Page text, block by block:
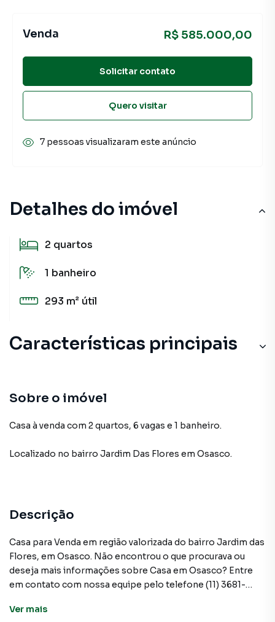
Detalhes do imóvel
2 quartos
1 banheiro
293 m² útil
Características principais
Sobre o imóvel
Casa à venda com 2 quartos, 6 vagas e 1 banheiro.
Localizado no bairro Jardim Das Flores em Osasco.
Descrição
Casa para Venda em região valorizada do bairro Jardim das
Flores, em Osasco. Não encontrou o que procurava ou
deseja mais informações sobre Casa em Osasco? Entre
em contato com nossa equipe pelo telefone (11) 3681-
Ver mais
Venda R$ 585.000,00
Solicitar contato
Quero visitar
7 pessoas visualizaram este anúncio